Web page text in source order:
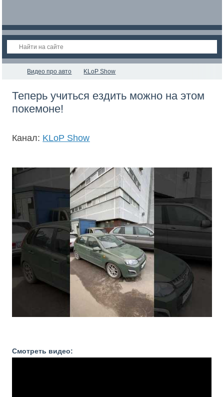
Видео про авто KLoP Show
Теперь учиться ездить можно на этом
покемоне!
Канал: KLoP Show
Смотреть видео: